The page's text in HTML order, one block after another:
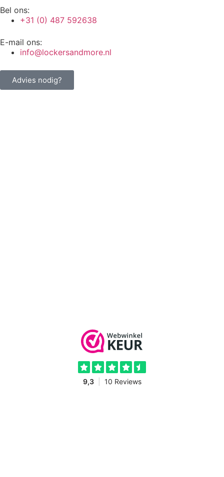
Bel ons:
+31 (0) 487 592638
E-mail ons:
info@lockersandmore.nl
Advies nodig?